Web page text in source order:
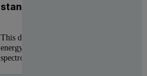
standards
This data sheet demonstrates that the
energy dispersive X-ray fluorescence
spectrometer – is exceedingly capable ...